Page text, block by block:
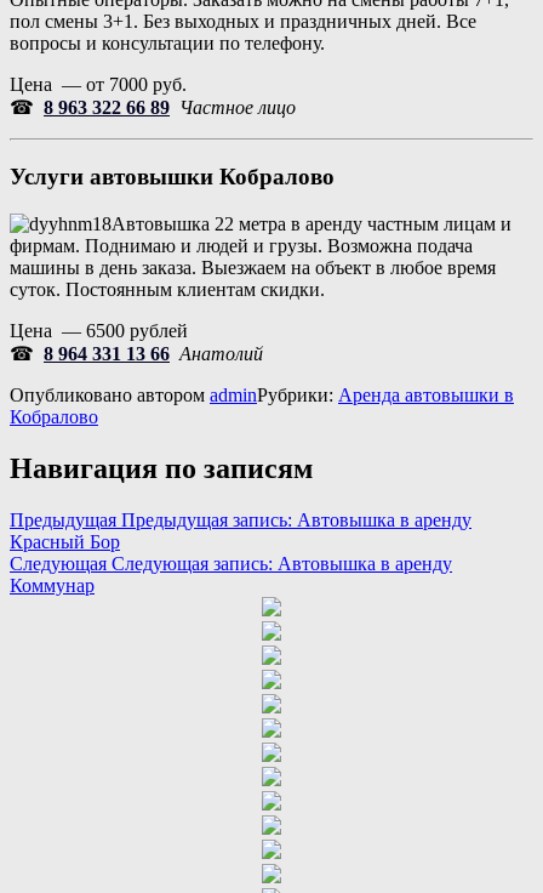
пол смены 3+1. Без выходных и праздничных дней. Все
вопросы и консультации по телефону.
Цена — от 7000 руб.
☎ 8 963 322 66 89 Частное лицо
Услуги автовышки Кобралово
Автовышка 22 метра в аренду частным лицам и
фирмам. Поднимаю и людей и грузы. Возможна подача
машины в день заказа. Выезжаем на объект в любое время
суток. Постоянным клиентам скидки.
Цена — 6500 рублей
☎ 8 964 331 13 66 Анатолий
Опубликовано автором adminРубрики: Аренда автовышки в
Кобралово
Навигация по записям
Предыдущая Предыдущая запись: Автовышка в аренду
Красный Бор
Следующая Следующая запись: Автовышка в аренду
Коммунар